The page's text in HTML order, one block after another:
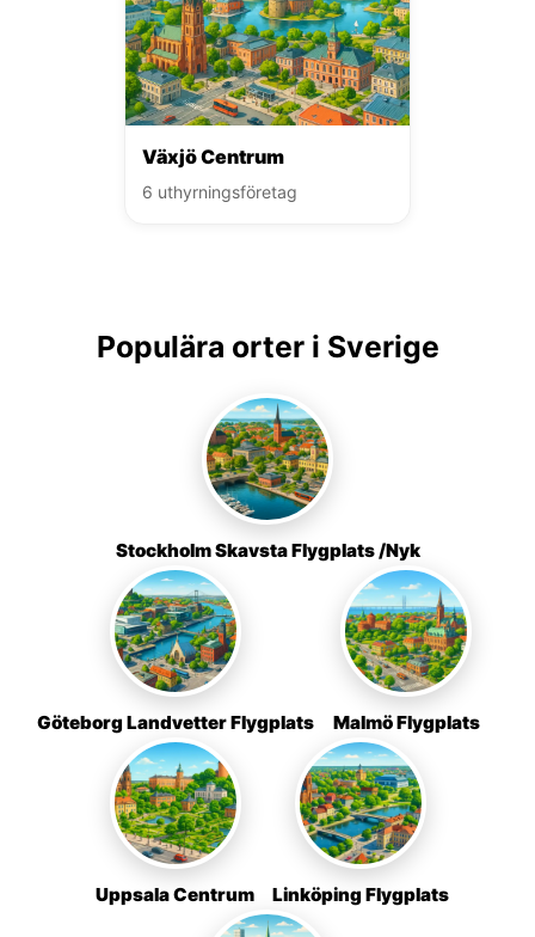
Växjö Centrum
6 uthyrningsföretag
Populära orter i Sverige
Stockholm Skavsta Flygplats /Nyk
Göteborg Landvetter Flygplats Malmö Flygplats
Uppsala Centrum Linköping Flygplats